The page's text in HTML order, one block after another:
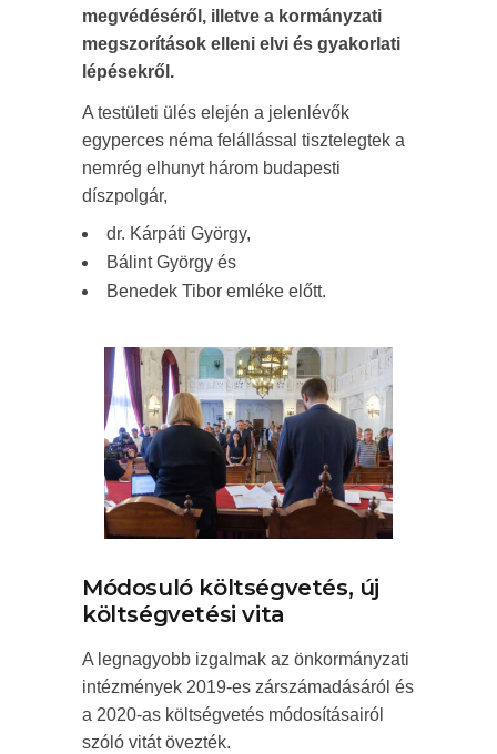
megvédéséről, illetve a kormányzati
megszorítások elleni elvi és gyakorlati
lépésekről.
A testületi ülés elején a jelenlévők
egyperces néma felállással tisztelegtek a
nemrég elhunyt három budapesti
díszpolgár,
dr. Kárpáti György,
Bálint György és
Benedek Tibor emléke előtt.
Módosuló költségvetés, új
költségvetési vita
A legnagyobb izgalmak az önkormányzati
intézmények 2019-es zárszámadásáról és
a 2020-as költségvetés módosításairól
szóló vitát övezték.